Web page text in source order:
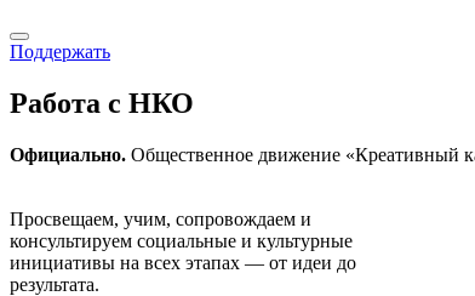
Поддержать
Работа с НКО
Официально. Общественное движение «Креативный
Просвещаем, учим, сопровождаем и
консультируем социальные и культурные
инициативы на всех этапах — от идеи до
результата.